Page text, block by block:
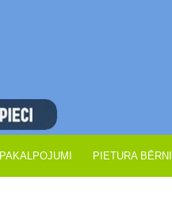
PAKALPOJUMI PIETURA